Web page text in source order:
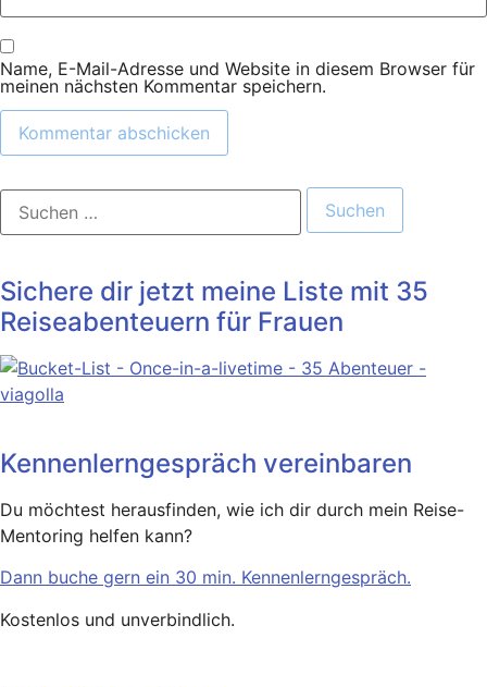
Name, E-Mail-Adresse und Website in diesem Browser für
meinen nächsten Kommentar speichern.
Suchen
nach:
Sichere dir jetzt meine Liste mit 35
Reiseabenteuern für Frauen
Kennenlerngespräch vereinbaren
Du möchtest herausfinden, wie ich dir durch mein Reise-
Mentoring helfen kann?
Dann buche gern ein 30 min. Kennenlerngespräch.
Kostenlos und unverbindlich.